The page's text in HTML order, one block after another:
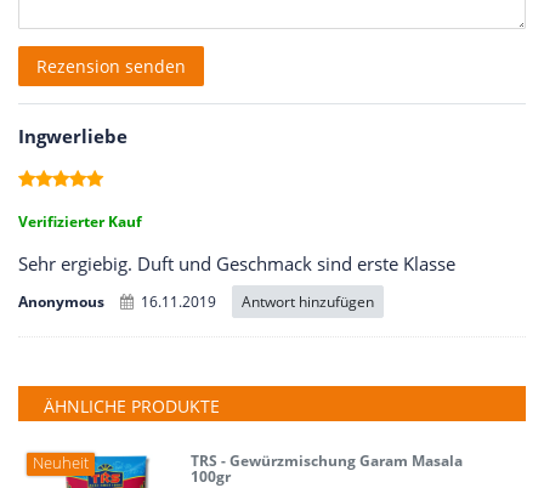
Rezensionstext
Rezension senden
Ingwerliebe
Verifizierter Kauf
Sehr ergiebig. Duft und Geschmack sind erste Klasse
Anonymous 16.11.2019 Antwort hinzufügen
ÄHNLICHE PRODUKTE
Neuheit TRS - Gewürzmischung Garam Masala
100gr